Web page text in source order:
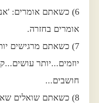
6) כשאתם אומרים:
אומרים בחזרה.
7) כשאתם מרגישים
יוזמים...יותר
חושבים...
8) כשאתם שואלים